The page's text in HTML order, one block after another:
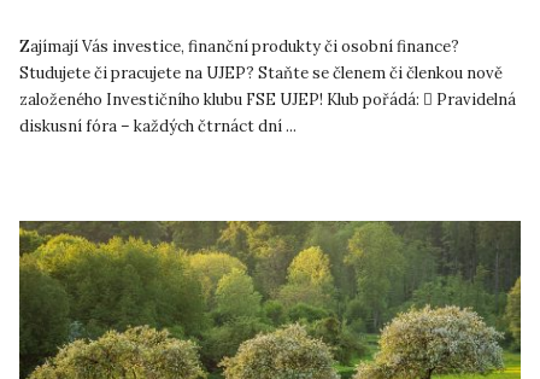
Zajímají Vás investice, finanční produkty či osobní finance?
Studujete či pracujete na UJEP? Staňte se členem či členkou nově
založeného Investičního klubu FSE UJEP! Klub pořádá:  Pravidelná
diskusní fóra – každých čtrnáct dní ...